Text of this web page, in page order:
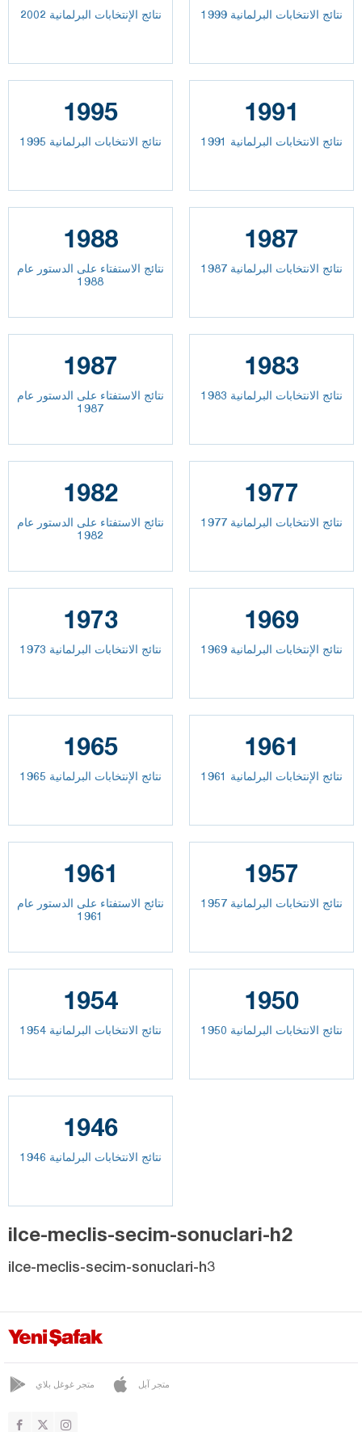
نتائج الإنتخابات البرلمانية 2002 نتائج الانتخابات البرلمانية 1999
1995
نتائج الانتخابات البرلمانية 1995
1991
نتائج الانتخابات البرلمانية 1991
1988
نتائج الاستفتاء على الدستور عام
1988
1987
نتائج الانتخابات البرلمانية 1987
1987
نتائج الاستفتاء على الدستور عام
1987
1983
نتائج الانتخابات البرلمانية 1983
1982
نتائج الاستفتاء على الدستور عام
1982
1977
نتائج الانتخابات البرلمانية 1977
1973
نتائج الانتخابات البرلمانية 1973
1969
نتائج الإنتخابات البرلمانية 1969
1965
نتائج الإنتخابات البرلمانية 1965
1961
نتائج الإنتخابات البرلمانية 1961
1961
نتائج الاستفتاء على الدستور عام
1961
1957
نتائج الانتخابات البرلمانية 1957
1954
نتائج الانتخابات البرلمانية 1954
1950
نتائج الانتخابات البرلمانية 1950
1946
نتائج الانتخابات البرلمانية 1946
ilce-meclis-secim-sonuclari-h2
ilce-meclis-secim-sonuclari-h3
متجر غوغل بلاي متجر آبل